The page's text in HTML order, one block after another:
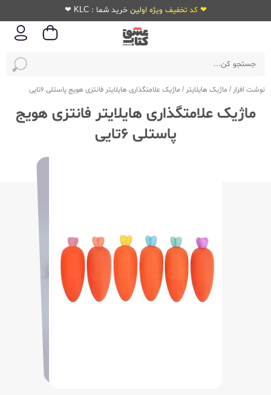
❤ کد تخفیف ویژه اولین خرید شما : KLC ❤
نوشت افزار / ماژیک هایلایتر / ماژیک علامتگذاری هایلایتر فانتزی هویج پاستلی 6تایی
ماژیک علامتگذاری هایلایتر فانتزی هویج
پاستلی 6تایی